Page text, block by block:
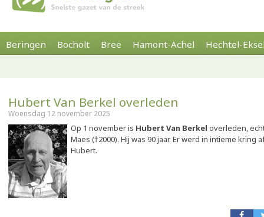
Beringen Bocholt Bree Hamont-Achel Hechtel-
Hubert Van Berkel overleden
Woensdag 12 november 2025
Op 1 november is Hubert Van Berkel overleden,
Maes (†2000). Hij was 90 jaar. Er werd in intieme kring
Hubert.